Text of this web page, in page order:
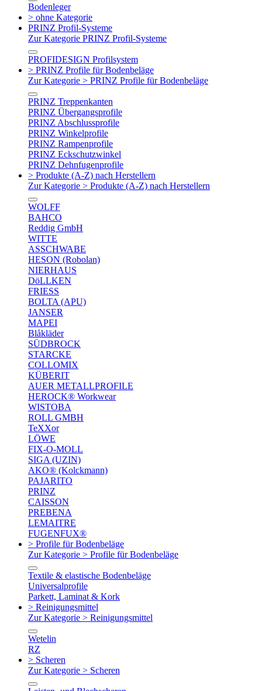
Bodenleger
> ohne Kategorie
PRINZ Profil-Systeme
Zur Kategorie PRINZ Profil-Systeme
PROFIDESIGN Profilsystem
> PRINZ Profile für Bodenbeläge
Zur Kategorie > PRINZ Profile für Bodenbeläge
PRINZ Treppenkanten
PRINZ Übergangsprofile
PRINZ Abschlussprofile
PRINZ Winkelprofile
PRINZ Rampenprofile
PRINZ Eckschutzwinkel
PRINZ Dehnfugenprofile
> Produkte (A-Z) nach Herstellern
Zur Kategorie > Produkte (A-Z) nach Herstellern
WOLFF
BAHCO
Reddig GmbH
WITTE
ASSCHWABE
HESON (Robolan)
NIERHAUS
DöLLKEN
FRIESS
BOLTA (APU)
JANSER
MAPEI
Blåkläder
SÜDBROCK
STARCKE
COLLOMIX
KÜBERIT
AUER METALLPROFILE
HEROCK® Workwear
WISTOBA
ROLL GMBH
TeXXor
LÖWE
FIX-O-MOLL
SIGA (UZIN)
AKO® (Kolckmann)
PAJARITO
PRINZ
CAISSON
PREBENA
LEMAITRE
FUGENFUX®
> Profile für Bodenbeläge
Zur Kategorie > Profile für Bodenbeläge
Textile & elastische Bodenbeläge
Universalprofile
Parkett, Laminat & Kork
> Reinigungsmittel
Zur Kategorie > Reinigungsmittel
Wetelin
RZ
> Scheren
Zur Kategorie > Scheren